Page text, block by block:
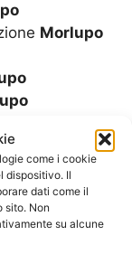
come i cookie
dispositivo. Il
dati come il
sito. Non
su alcune
Morlupo